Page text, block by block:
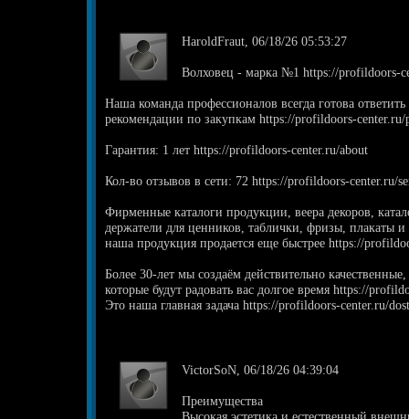
HaroldFraut, 06/18/26 05:53:27
Волховец - марка №1 https://profildoors-
Наша команда профессионалов всегда готова
рекомендации по закупкам https://profildoors-center.ru/
Гарантия: 1 лет https://profildoors-center.ru/about
Кол-во отзывов в сети: 72 https://profildoors-center.ru/
Фирменные каталоги продукции, веера декоров,
держатели для ценников, таблички, фризы, плакаты
наша продукция продается еще быстрее https://
Более 30-лет мы создаём действительно
которые будут радовать вас долгое время https://
Это наша главная задача https://profildoors-center.ru/
VictorSoN, 06/18/26 04:39:04
Преимущества